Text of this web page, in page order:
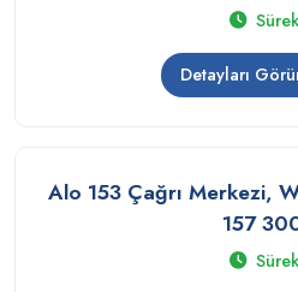
Detayları
Alo 153 Çağrı Merkezi,
157